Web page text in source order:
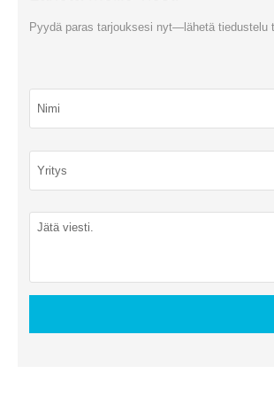
Pyydä paras tarjouksesi nyt—lähetä tiedustelu